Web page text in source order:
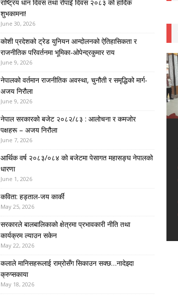
राष्ट्रिय धान दिवस तथा रोपाइँ दिवस २०८३ को हार्दिक
शुभकामना!
June 30, 2026
कोशी प्रदेशको ट्रेड युनियन आन्दोलनको ऐतिहासिकता र
राजनीतिक परिवर्तनमा भूमिका-ओपेन्द्रकुमार राय
June 9, 2026
नेपालको वर्तमान राजनीतिक अवस्था, चुनौती र समृद्धिको मार्ग-
अजय निरौला
June 9, 2026
नेपाल सरकारको बजेट २०८२/८३ : आलोचना र कमजोर
पक्षहरू – अजय निरौला
June 7, 2026
आर्थिक वर्ष २०८३/०८४ को बजेटमा पेसागत महासङ्घ नेपालको
धारणा
June 1, 2026
कविता: हड्ताल-जय कार्की
May 25, 2026
सरकारले बालबालिकाको क्षेत्रमा प्रभावकारी नीति तथा
कार्यक्रम ल्याउन सकेन
May 22, 2026
कलाले मानिसहरूलाई राम्रोसँग सिकाउन सक्छ…नादेझ्दा
क्रुप्सकाया
May 18, 2026